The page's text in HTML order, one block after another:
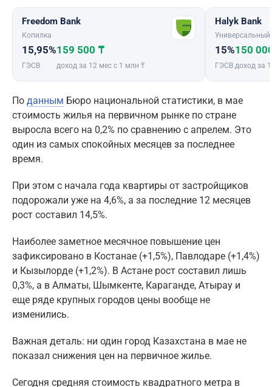
Freedom Bank
Копилка
15,95%
ГЭСВ
159 500 ₸
доход за 12 мес с 1 млн ₸
Halyk Bank
Универсальный
15%
ГЭСВ
150
доход за
По данным Бюро национальной статистики, в мае
стоимость жилья на первичном рынке по стране
выросла всего на 0,2% по сравнению с апрелем. Это
один из самых спокойных месяцев за последнее
время.
При этом с начала года квартиры от застройщиков
подорожали уже на 4,6%, а за последние 12 месяцев
рост составил 14,5%.
Наиболее заметное месячное повышение цен
зафиксировано в Костанае (+1,5%), Павлодаре (+1,4%)
и Кызылорде (+1,2%). В Астане рост составил лишь
0,3%, а в Алматы, Шымкенте, Караганде, Атырау и
еще ряде крупных городов цены вообще не
изменились.
Важная деталь: ни один город Казахстана в мае не
показал снижения цен на первичное жилье.
Сегодня средняя стоимость квадратного метра в